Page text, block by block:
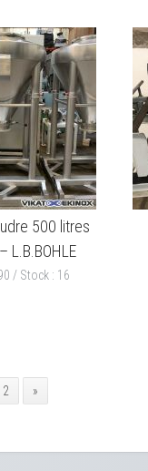
500 litres
L.B.BOHLE
/ Stock : 16
2 »